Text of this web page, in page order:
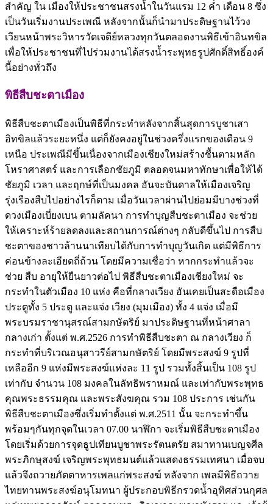
สำคัญ ใน เมืองให้ประชาชนสรงน้ำในวันแรม 12 ค่ำ เดือน 8 ซึ่ง
เป็นวันเริ่มงานประเพณี หลังจากนั้นก็นำมาประดิษฐานไว้วง
เวียนหน้าพระวิหารวัดเจดีย์หลวงทุกวันตลอดงานพิธีเข้าอินทขิล
เพื่อให้ประชาชนที่ไปร่วมงานได้สรงน้ำระพุทธรูปศักดิ์สิทธิ์องค์
นี้อย่างทั่วถึง
พิธีสืบชะตาเมือง
พิธีสืบชะตาเมืองเป็นพิธีที่กระทำหลังจากสิ้นสุดการบูชาเสา
อิทขิลแล้วระยะหนึ่ง แต่ก็ยังคงอยู่ในช่วงครึ่งแรกของเดือน 9
เหนือ ประเพณีมีขึ้นเนื่องจากเมืองเชียงใหม่สร้างชื้นตามหลัก
โหราศาสตร์ และการเลือกชัยภูมิ ตลอดจนมหาทักษาเพื่อให้ได้
ชัยภูมิ เวลา และฤกษ์ที่เป็นมงคล อันจะบันดาลให้เมืองเจริญ
รุ่งเรืองสืบไปอย่างไรก็ตาม เมื่อวันเวลาผ่านไปย่อมมีบางช่วงที่
ดวงเมืองเบี่ยงเบน ตามลัคนา การทำบุญสืบชะตาเมือง จะช่วย
ให้เคราะห์ร้ายลดลงและสถานการณ์ต่างๆ กลับดีขึ้นไป การสืบ
ชะตาของชาวล้านนาเทียบได้กับการทำบุญวันเกิด แต่มีพิธีการ
ค่อนข้างละเอียดถี่ถ้วน โดยมีความเชื่อว่า หากกระทำแล้วจะ
ช่วย สืบ อายุให้ยืนยาวต่อไป พิธีสืบชะตาเมืองเชียงใหม่ จะ
กระทำในตัวเมือง 10 แห่ง คือที่กลางเวียง อันเคยเป็นสะดือเมือง
ประตูทั้ง 5 ประตู และแจ่ง เวียง (มุมเมือง) ทั้ง 4 แจ่ง เมื่อมี
พระบรมราชานุสรณ์สามกษัตริย์ มาประดิษฐานที่หน้าศาลา
กลางเก่า ตั้งแต่ พ.ศ.2526 การทำพิธีสืบชะตา ณ กลางเวียง ก็
กระทำที่บริเวณอนุสาวรีย์สามกษัตริย์ โดยมีพระสงฆ์ 9 รูปที่
เหลืออีก 9 แห่งมีพระสงฆ์แห่งละ 11 รูป รวมทั้งสิ้นเป็น 108 รูป
เท่ากับ จำนวน 108 มงคลในลัทธิพราหมณ์ และเท่ากับพระพุทธ
คุณพระธรรมคุณ และพระสังฆคุณ รวม 108 ประการ เช่นกัน
พิธีสืบชะตาเมืองซึ่งเริ่มทำตั้งแต่ พ.ศ.2511 นั้น จะกระทำขึ้น
พร้อมๆกันทุกจุดในเวลา 07.00 นาฬิกา จะเริ่มพิธีสืบชะตาเมือง
โดยเริ่มด้วยการจุดธูปเทียนบูชาพระรัตนตรัย สมาทานเบญจศีล
พระภิกษุสงฆ์ เจริญพระพุทธมนต์แล้วแสดงธรรมเทศนา เมื่อจบ
แล้วจึงถวายภัตตาหารเพลแก่พระสงฆ์ หลังจาก เพลมีพิธีถวาย
ไทยทานพระสงฆ์อนุโมทนา ผู้ประกอบพิธีกรวดน้ำอุทิศส่วนกุศล